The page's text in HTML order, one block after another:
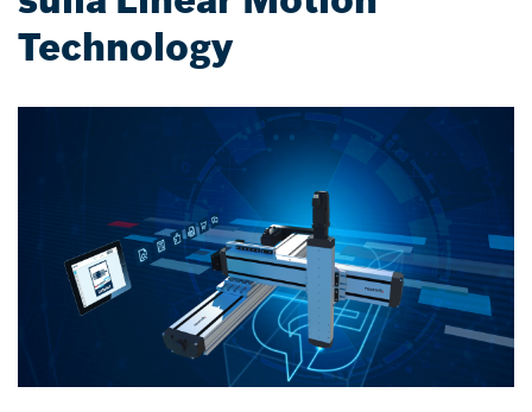
Technology